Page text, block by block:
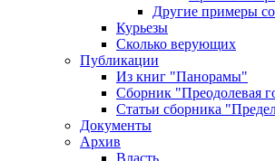
Другие примеры
Курьезы
Сколько верующих
Публикации
Из книг "Панорамы"
Сборник "Преодолевая
Статьи сборника
Документы
Архив